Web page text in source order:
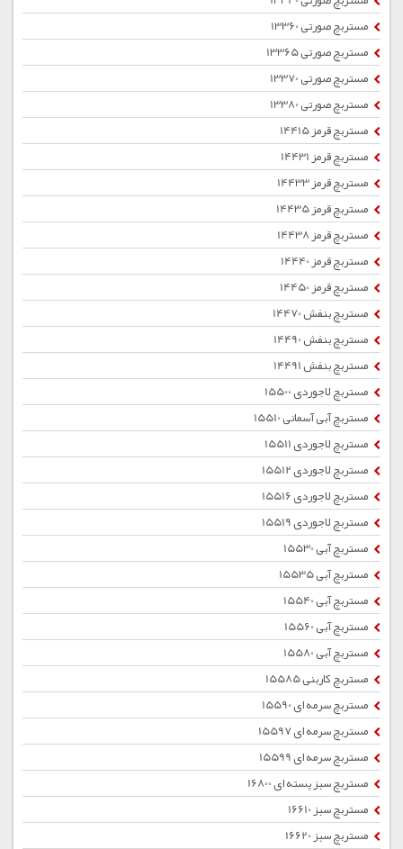
مستربچ صورتی 13360
مستربچ صورتی 13365
مستربچ صورتی 13370
مستربچ صورتی 13380
مستربچ قرمز 14415
مستربچ قرمز 14431
مستربچ قرمز 14433
مستربچ قرمز 14435
مستربچ قرمز 14438
مستربچ قرمز 14440
مستربچ قرمز 14450
مستربچ بنفش 14470
مستربچ بنفش 14490
مستربچ بنفش 14491
مستربچ لاجوردی 15500
مستربچ آبی آسمانی 15510
مستربچ لاجوردی 15511
مستربچ لاجوردی 15512
مستربچ لاجوردی 15516
مستربچ لاجوردی 15519
مستربچ آبی 15530
مستربچ آبی 15535
مستربچ آبی 15540
مستربچ آبی 15560
مستربچ آبی 15580
مستربچ کاربنی 15585
مستربچ سرمه ای 15590
مستربچ سرمه ای 15597
مستربچ سرمه ای 15599
مستربچ سبز پسته ای 16800
مستربچ سبز 16610
مستربچ سبز 16620